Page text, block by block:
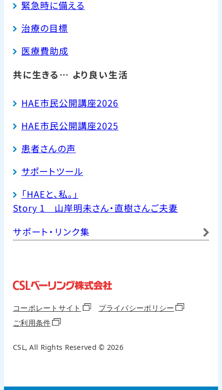
緊急時に備える
治療の目標
医療費助成
共に生きる… より良い生活
HAE市民公開講座2026
HAE市民公開講座2025
患者さんの声
サポートツール
「HAEと、私。」
Story 1
山岸明未さん・直樹さんご夫妻
サポート・リンク集
コーポレートサイト
プライバシーポリシー
ご利用条件
CSL, All Rights Reserved © 2026